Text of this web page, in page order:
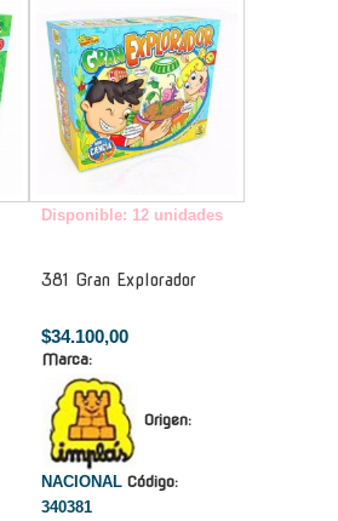
Disponible: 12 unidades
381 Gran Explorador
$34.100,00
Marca:
Origen:
NACIONAL Código:
340381